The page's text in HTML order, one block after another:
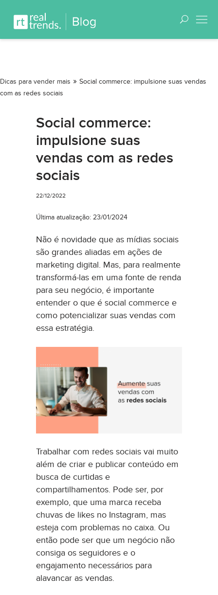
Dicas para vender mais » Social commerce: impulsione suas vendas
com as redes sociais
Social commerce:
impulsione suas
vendas com as redes
sociais
22/12/2022
Última atualização: 23/01/2024
Não é novidade que as mídias sociais
são grandes aliadas em ações de
marketing digital. Mas, para realmente
transformá-las em uma fonte de renda
para seu negócio, é importante
entender o que é social commerce e
como potencializar suas vendas com
essa estratégia.
Trabalhar com redes sociais vai muito
além de criar e publicar conteúdo em
busca de curtidas e
compartilhamentos. Pode ser, por
exemplo, que uma marca receba
chuvas de likes no Instagram, mas
esteja com problemas no caixa. Ou
então pode ser que um negócio não
consiga os seguidores e o
engajamento necessários para
alavancar as vendas.